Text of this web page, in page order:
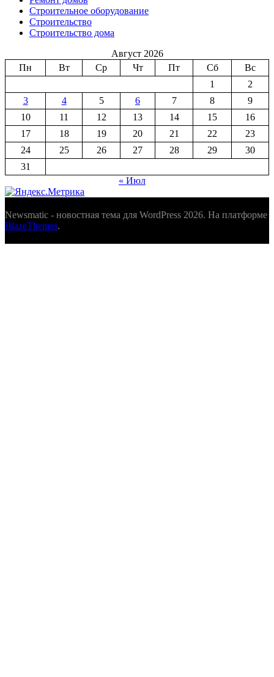
Строительное оборудование
Строительство
Строительство дома
Август 2026
Пн
Вт Ср Чт Пт Сб
Вс
1
2
3
4 5 6 7 8
9
10
11 12 13 14 15
16
17
18 19 20 21 22
23
24
25 26 27 28 29
30
31
« Июл
Newsmatic - новостная тема для WordPress 2026. На платформе
BlazeThemes.